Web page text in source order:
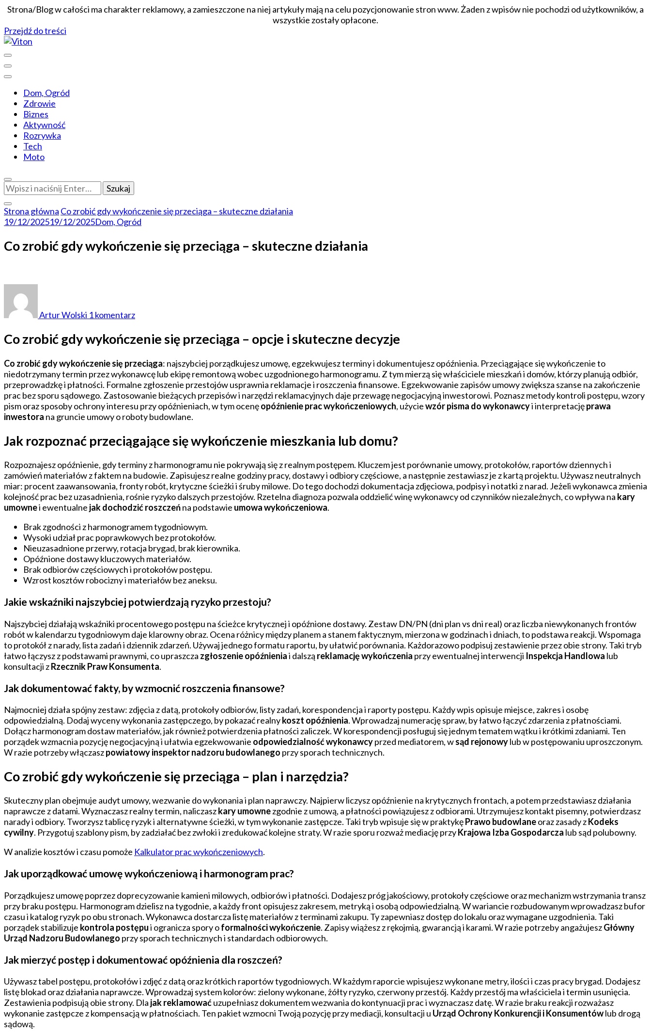
Strona/Blog w całości ma charakter reklamowy, a zamieszczone na niej artykuły mają na celu pozycjonowanie stron www. Żaden z wpisów nie pochodzi od użytkowników, a
wszystkie zostały opłacone.
Przejdź do treści
Viton
Dom, Ogród
Zdrowie
Biznes
Aktywność
Rozrywka
Tech
Moto
Szukasz
czegoś?
Strona główna Co zrobić gdy wykończenie się przeciąga – skuteczne działania
19/12/202519/12/2025Dom, Ogród
Co zrobić gdy wykończenie się przeciąga – skuteczne działania
Artur Wolski 1 komentarz
gdy
wykończenie
się
–
skuteczne
działania
Co zrobić gdy wykończenie się przeciąga – opcje i skuteczne decyzje
Co zrobić gdy wykończenie się przeciąga: najszybciej porządkujesz umowę, egzekwujesz terminy i dokumentujesz opóźnienia. Przeciągające się wykończenie to
niedotrzymany termin przez wykonawcę lub ekipę remontową wobec uzgodnionego harmonogramu. Z tym mierzą się właściciele mieszkań i domów, którzy planują odbiór,
przeprowadzkę i płatności. Formalne zgłoszenie przestojów usprawnia reklamacje i roszczenia finansowe. Egzekwowanie zapisów umowy zwiększa szanse na zakończenie
prac bez sporu sądowego. Zastosowanie bieżących przepisów i narzędzi reklamacyjnych daje przewagę negocjacyjną inwestorowi. Poznasz metody kontroli postępu, wzory
pism oraz sposoby ochrony interesu przy opóźnieniach, w tym ocenęopóźnienie prac wykończeniowych, użyciewzór pisma do wykonawcyi interpretacjęprawa
inwestora na gruncie umowy o roboty budowlane.
Jak rozpoznać przeciągające się wykończenie mieszkania lub domu?
Rozpoznajesz opóźnienie, gdy terminy z harmonogramu nie pokrywają się z realnym postępem. Kluczem jest porównanie umowy, protokołów, raportów dziennych i
zamówień materiałów z faktem na budowie. Zapisujesz realne godziny pracy, dostawy i odbiory częściowe, a następnie zestawiasz je z kartą projektu. Używasz neutralnych
miar: procent zaawansowania, fronty robót, krytyczne ścieżki i śruby milowe. Do tego dochodzi dokumentacja zdjęciowa, podpisy i notatki z narad. Jeżeli wykonawca zmienia
kolejność prac bez uzasadnienia, rośnie ryzyko dalszych przestojów. Rzetelna diagnoza pozwala oddzielić winę wykonawcy od czynników niezależnych, co wpływa na kary
umownei ewentualne jak dochodzić roszczeńna podstawie umowa wykończeniowa.
Brak zgodności z harmonogramem tygodniowym.
Wysoki udział prac poprawkowych bez protokołów.
Nieuzasadnione przerwy, rotacja brygad, brak kierownika.
Opóźnione dostawy kluczowych materiałów.
Brak odbiorów częściowych i protokołów postępu.
Wzrost kosztów robocizny i materiałów bez aneksu.
Jakie wskaźniki najszybciej potwierdzają ryzyko przestoju?
Najszybciej działają wskaźniki procentowego postępu na ścieżce krytycznej i opóźnione dostawy. Zestaw DN/PN (dni plan vs dni real) oraz liczba niewykonanych frontów
robót w kalendarzu tygodniowym daje klarowny obraz. Ocena różnicy między planem a stanem faktycznym, mierzona w godzinach i dniach, to podstawa reakcji. Wspomaga
to protokół z narady, lista zadań i dziennik zdarzeń. Używaj jednego formatu raportu, by ułatwić porównania. Każdorazowo podpisuj zestawienie przez obie strony. Taki tryb
łatwo łączysz z podstawami prawnymi, co upraszcza zgłoszenie opóźnieniai dalszą reklamację wykończenia przy ewentualnej interwencji Inspekcja Handlowa lub
konsultacji zRzecznik Praw Konsumenta.
Jak dokumentować fakty, by wzmocnić roszczenia finansowe?
Najmocniej działa spójny zestaw: zdjęcia z datą, protokoły odbiorów, listy zadań, korespondencja i raporty postępu. Każdy wpis opisuje miejsce, zakres i osobę
odpowiedzialną. Dodaj wyceny wykonania zastępczego, by pokazać realnykoszt opóźnienia. Wprowadzaj numerację spraw, by łatwo łączyć zdarzenia z płatnościami.
Dołącz harmonogram dostaw materiałów, jak również potwierdzenia płatności zaliczek. W korespondencji posługuj się jednym tematem wątku i krótkimi zdaniami. Ten
porządek wzmacnia pozycję negocjacyjną i ułatwia egzekwowanie odpowiedzialność wykonawcyprzed mediatorem, wsąd rejonowylub w postępowaniu uproszczonym.
W razie potrzeby włączaszpowiatowy inspektor nadzoru budowlanego przy sporach technicznych.
Co zrobić gdy wykończenie się przeciąga – plan i narzędzia?
Skuteczny plan obejmuje audyt umowy, wezwanie do wykonania i plan naprawczy. Najpierw liczysz opóźnienie na krytycznych frontach, a potem przedstawiasz działania
naprawcze z datami. Wyznaczasz realny termin, naliczaszkary umownezgodnie z umową, a płatności powiązujesz z odbiorami. Utrzymujesz kontakt pisemny, potwierdzasz
narady i odbiory. Tworzysz tablicę ryzyk i alternatywne ścieżki, w tym wykonanie zastępcze. Taki tryb wpisuje się w praktykęPrawo budowlaneoraz zasady zKodeks
cywilny. Przygotuj szablony pism, by zadziałać bez zwłoki i zredukować kolejne straty. W razie sporu rozważ mediację przyKrajowa Izba Gospodarcza lub sąd polubowny.
W analizie kosztów i czasu pomoże Kalkulator prac wykończeniowych.
Jak uporządkować umowę wykończeniową i harmonogram prac?
Porządkujesz umowę poprzez doprecyzowanie kamieni milowych, odbiorów i płatności. Dodajesz próg jakościowy, protokoły częściowe oraz mechanizm wstrzymania transz
przy braku postępu. Harmonogram dzielisz na tygodnie, a każdy front opisujesz zakresem, metryką i osobą odpowiedzialną. W wariancie rozbudowanym wprowadzasz bufor
czasu i katalog ryzyk po obu stronach. Wykonawca dostarcza listę materiałów z terminami zakupu. Ty zapewniasz dostęp do lokalu oraz wymagane uzgodnienia. Taki
porządek stabilizuje kontrola postępui ogranicza spory oformalności wykończenie. Zapisy wiążesz z rękojmią, gwarancją i karami. W razie potrzeby angażujeszGłówny
Urząd Nadzoru Budowlanego przy sporach technicznych i standardach odbiorowych.
Jak mierzyć postęp i dokumentować opóźnienia dla roszczeń?
Używasz tabel postępu, protokołów i zdjęć z datą oraz krótkich raportów tygodniowych. W każdym raporcie wpisujesz wykonane metry, ilości i czas pracy brygad. Dodajesz
listę blokad oraz działania naprawcze. Wprowadzaj system kolorów: zielony wykonane, żółty ryzyko, czerwony przestój. Każdy przestój ma właściciela i termin usunięcia.
Zestawienia podpisują obie strony. Dla jak reklamowaćuzupełniasz dokumentem wezwania do kontynuacji prac i wyznaczasz datę. W razie braku reakcji rozważasz
wykonanie zastępcze z kompensacją w płatnościach. Ten pakiet wzmocni Twoją pozycję przy mediacji, konsultacji u Urząd Ochrony Konkurencji i Konsumentówlub drogą
sądową.